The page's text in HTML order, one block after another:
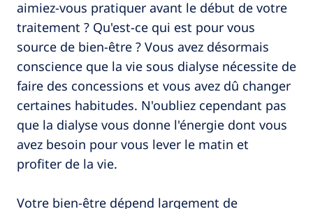
aimiez-vous pratiquer avant le début de votre
traitement ? Qu'est-ce qui est pour vous
source de bien-être ? Vous avez désormais
conscience que la vie sous dialyse nécessite de
faire des concessions et vous avez dû changer
certaines habitudes. N'oubliez cependant pas
que la dialyse vous donne l'énergie dont vous
avez besoin pour vous lever le matin et
profiter de la vie.
Votre bien-être dépend largement de